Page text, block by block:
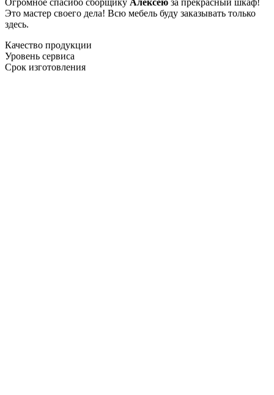
Это мастер своего дела! Всю мебель буду заказывать только
здесь.
Качество продукции
Уровень сервиса
Срок изготовления